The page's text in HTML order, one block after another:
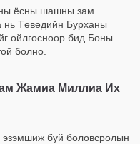
ёсны шашны зам
нь Төвөдийн Бурханы
ойлгосноор бид Боны
болно.
Жамиа Миллиа Их
буй боловсролын